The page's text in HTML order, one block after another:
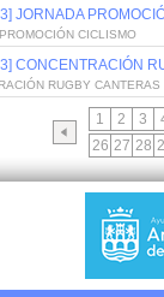
JORNADA
CICLISMO
CONCENTRACIÓN
RUGBY
1 2 3
26 27 28